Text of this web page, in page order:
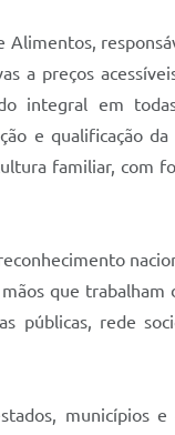
a preços
integral em
e qualificação
familiar, com
que
rede
municípios